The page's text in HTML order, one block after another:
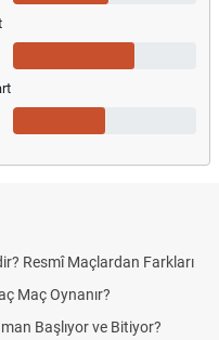
Resmî Maçlardan Farkları
Maç Oynanır?
Başlıyor ve Bitiyor?